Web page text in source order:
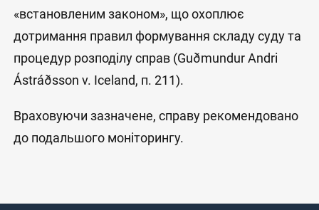
«встановленим законом», що охоплює
дотримання правил формування складу суду та
процедур розподілу справ (Guðmundur Andri
Ástráðsson v. Iceland, п. 211).
Враховуючи зазначене, справу рекомендовано
до подальшого моніторингу.